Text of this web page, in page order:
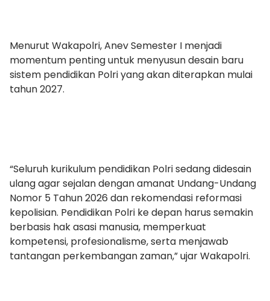
Menurut Wakapolri, Anev Semester I menjadi
momentum penting untuk menyusun desain baru
sistem pendidikan Polri yang akan diterapkan mulai
tahun 2027.
“Seluruh kurikulum pendidikan Polri sedang didesain
ulang agar sejalan dengan amanat Undang-Undang
Nomor 5 Tahun 2026 dan rekomendasi reformasi
kepolisian. Pendidikan Polri ke depan harus semakin
berbasis hak asasi manusia, memperkuat
kompetensi, profesionalisme, serta menjawab
tantangan perkembangan zaman,” ujar Wakapolri.